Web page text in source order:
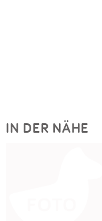
IN DER NÄHE